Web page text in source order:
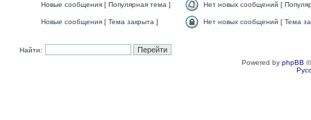
Новые сообщения [ Популярная тема ] Нет новых сообщений [
Новые сообщения [ Тема закрыта ] Нет новых сообщений [ Тема
Найти:
Powered by phpBB